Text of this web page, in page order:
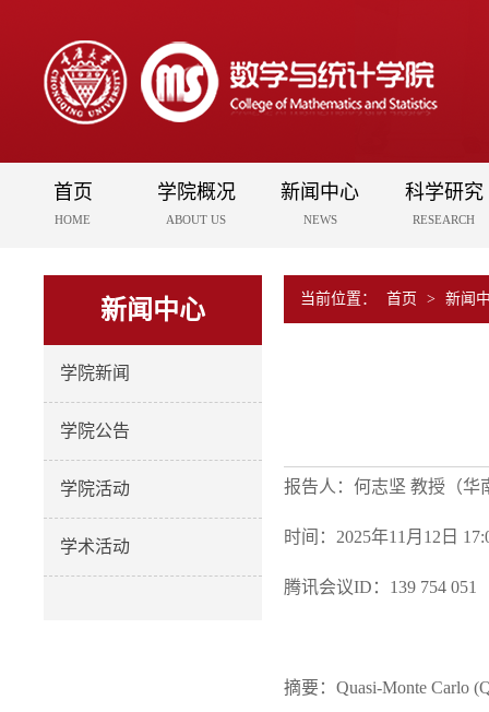
首页
HOME
学院概况
ABOUT US
新闻中心
NEWS
科学研究
RESEARCH
新闻中心
学院新闻
学院公告
学院活动
学术活动
当前位置： 首页 > 新闻
报告人：何志坚 教授（华
时间：2025年11月12日
腾讯会议ID：139 754 051
摘要： Quasi-Monte Carlo